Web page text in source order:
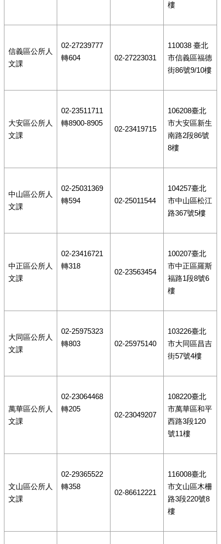
樓
信義區公所人
文課
02-27239777
轉604
02-27223031
110038 臺北
市信義區福德
街86號9/10樓
大安區公所人
文課
02-23511711
轉8900-8905
02-23419715
106208臺北
市大安區新生
南路2段86號
8樓
中山區公所人
文課
02-25031369
轉594
02-25011544
104257臺北
市中山區松江
路367號5樓
中正區公所人
文課
02-23416721
轉318
02-23563454
100207臺北
市中正區羅斯
福路1段8號6
樓
大同區公所人
文課
02-25975323
轉803
02-25975140
103226臺北
市大同區昌吉
街57號4樓
萬華區公所人
文課
02-23064468
轉205
02-23049207
108220臺北
市萬華區和平
西路3段120
號11樓
文山區公所人
文課
02-29365522
轉358
02-86612221
116008臺北
市文山區木柵
路3段220號8
樓